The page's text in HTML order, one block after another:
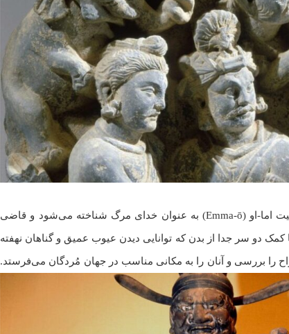
در بودیسم ژاپنی، شخصیت اما-او (Emma-ō) به عنوان خدای مرگ شناخته می‌شود و قاضی
کمک دو سر جدا از بدن که توانایی دیدن عیوب عمیق و گناهان نهفته
را بررسی و آنان را به مکانی مناسب در جهان مُردگان می‌فرستد.